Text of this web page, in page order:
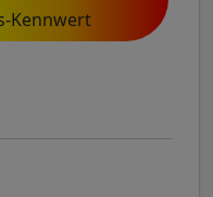
Kennwert